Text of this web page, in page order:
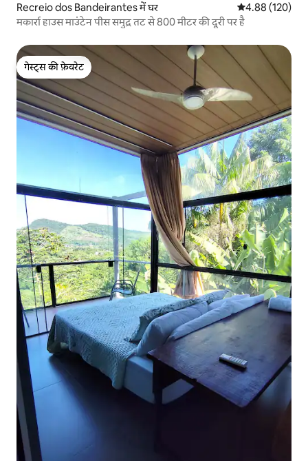
Recreio dos Bandeirantes में घर औसत रेटिंग 5 में से
4.88 (120)
मकार्रा हाउस माउंटेन पीस समुद्र तट से 800 मीटर की दूरी पर है
गेस्ट्स की फ़ेवरेट
गेस्ट्स की फ़ेवरेट